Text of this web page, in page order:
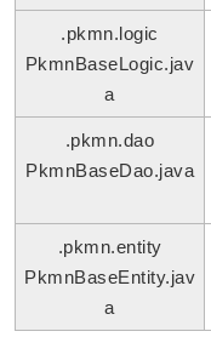
.pkmn.logic
PkmnBaseLogic.jav
a
.pkmn.dao
PkmnBaseDao.java
.pkmn.entity
PkmnBaseEntity.jav
a